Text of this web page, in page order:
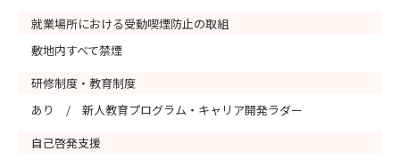
就業場所における受動喫煙防止の取組
敷地内すべて禁煙
研修制度・教育制度
あり / 新人教育プログラム・キャリア開発ラダー
自己啓発支援